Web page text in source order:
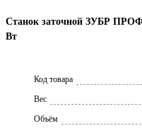
Станок заточной ЗУБР
Вт
Код товара
Вес
Объём